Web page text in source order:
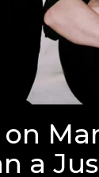
on
a